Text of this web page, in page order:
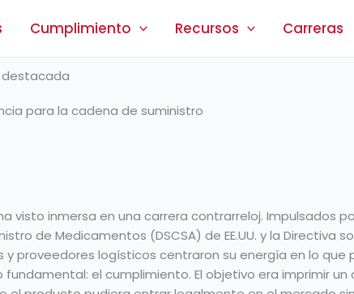
Cumplimiento Recursos Carreras
para la cadena de suministro
inmersa en una carrera contrarreloj. Impulsados
de Medicamentos (DSCSA) de EE.UU. y la Directiva
y proveedores logísticos centraron su energía en lo que
el cumplimiento. El objetivo era imprimir